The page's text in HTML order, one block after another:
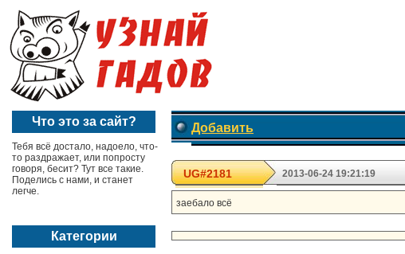
Что это за сайт?
Тебя всё достало, надоело, что-
то раздражает, или попросту
говоря, бесит? Тут все такие.
Поделись с нами, и станет
легче.
Категории
Добавить
UG#2181 2013-06-24 19:21:19
заебало всё